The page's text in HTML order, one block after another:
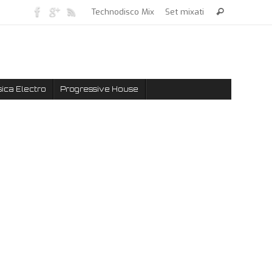
Technodisco Mix Set mixati
Electro Progressive House